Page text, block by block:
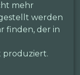
mehr
werden
finden, der in
produziert.